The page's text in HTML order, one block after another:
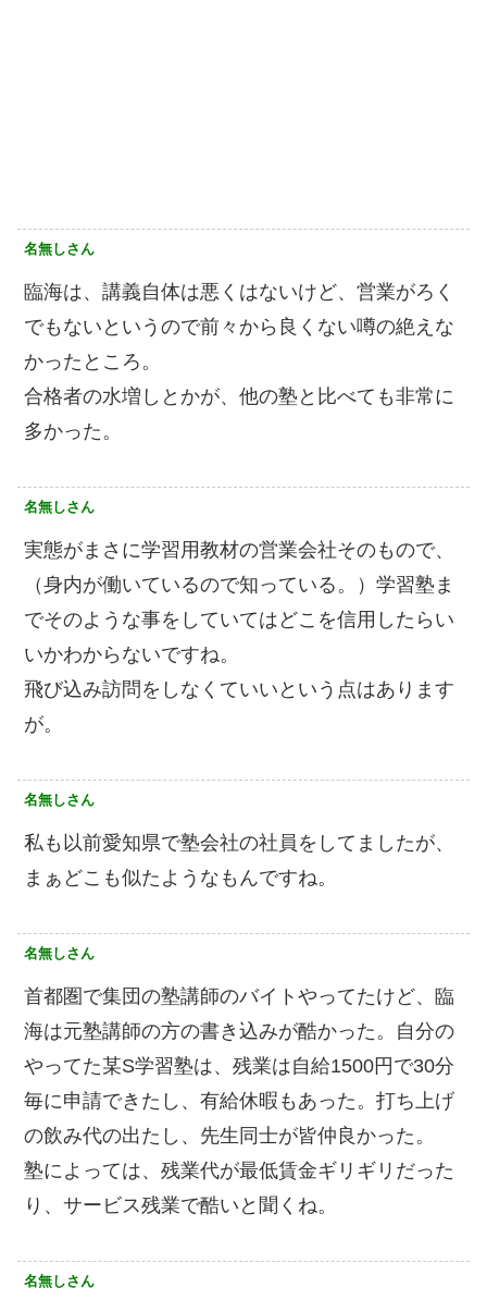
名無しさん
臨海は、講義自体は悪くはないけど、営業がろく
でもないというので前々から良くない噂の絶えな
かったところ。
合格者の水増しとかが、他の塾と比べても非常に
多かった。
名無しさん
実態がまさに学習用教材の営業会社そのもので、
（身内が働いているので知っている。）学習塾ま
でそのような事をしていてはどこを信用したらい
いかわからないですね。
飛び込み訪問をしなくていいという点はあります
が。
名無しさん
私も以前愛知県で塾会社の社員をしてましたが、
まぁどこも似たようなもんですね。
名無しさん
首都圏で集団の塾講師のバイトやってたけど、臨
海は元塾講師の方の書き込みが酷かった。自分の
やってた某S学習塾は、残業は自給1500円で30分
毎に申請できたし、有給休暇もあった。打ち上げ
の飲み代の出たし、先生同士が皆仲良かった。
塾によっては、残業代が最低賃金ギリギリだった
り、サービス残業で酷いと聞くね。
名無しさん